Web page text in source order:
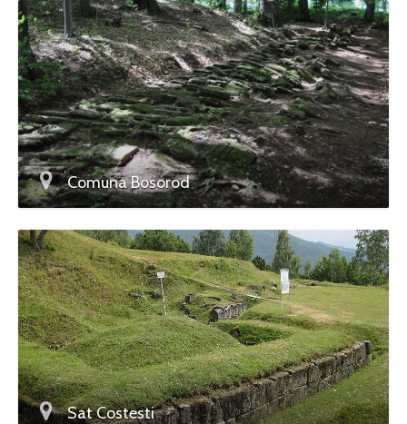
Comuna Bosorod
Sat Costesti